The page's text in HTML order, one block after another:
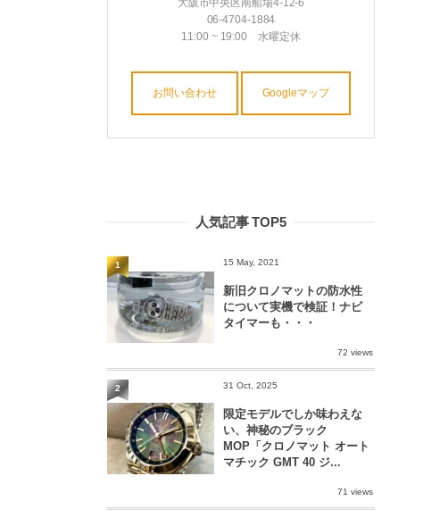
大阪市中央区南船場4-12-6
06-4704-1884
11:00 ~ 19:00 水曜定休
お問い合わせ Googleマップ
人気記事 TOP5
15 May, 2021
新旧クロノマットの防水性
について実機で検証！ナビ
タイマーも・・・
72 views
1
31 Oct, 2025
限定モデルでしか味わえな
い、神秘のブラック
MOP「クロノマット オート
マチック GMT 40 ジ...
71 views
2